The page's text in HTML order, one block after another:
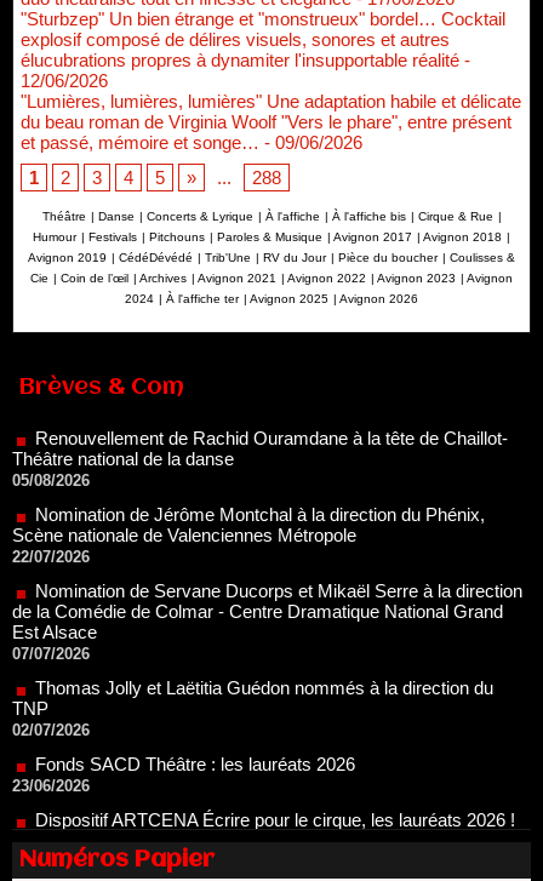
"Sturbzep" Un bien étrange et "monstrueux" bordel… Cocktail
explosif composé de délires visuels, sonores et autres
élucubrations propres à dynamiter l'insupportable réalité -
12/06/2026
"Lumières, lumières, lumières" Une adaptation habile et délicate
du beau roman de Virginia Woolf "Vers le phare", entre présent
et passé, mémoire et songe… - 09/06/2026
1
2 3 4 5 » ... 288
Théâtre | Danse | Concerts & Lyrique | À l'affiche | À l'affiche bis | Cirque & Rue |
Humour | Festivals | Pitchouns | Paroles & Musique | Avignon 2017 | Avignon 2018 |
Avignon 2019 | CédéDévédé | Trib'Une | RV du Jour | Pièce du boucher | Coulisses &
Cie | Coin de l’œil | Archives | Avignon 2021 | Avignon 2022 | Avignon 2023 | Avignon
2024 | À l'affiche ter | Avignon 2025 | Avignon 2026
Brèves & Com
Théâtre national de la danse
05/08/2026
Nomination de Jérôme Montchal à la direction du Phénix,
Scène nationale de Valenciennes Métropole
22/07/2026
Nomination de Servane Ducorps et Mikaël Serre à la direction
de la Comédie de Colmar - Centre Dramatique National Grand
Est Alsace
07/07/2026
Thomas Jolly et Laëtitia Guédon nommés à la direction du
TNP
02/07/2026
Fonds SACD Théâtre : les lauréats 2026
23/06/2026
Dispositif ARTCENA Écrire pour le cirque, les lauréats 2026 !
20/06/2026
Le palmarès des prix SACD 2026
18/06/2026
Les 10 lauréats du Fonds Grandes Formes Théâtre 2026
SACD
Numéros Papier